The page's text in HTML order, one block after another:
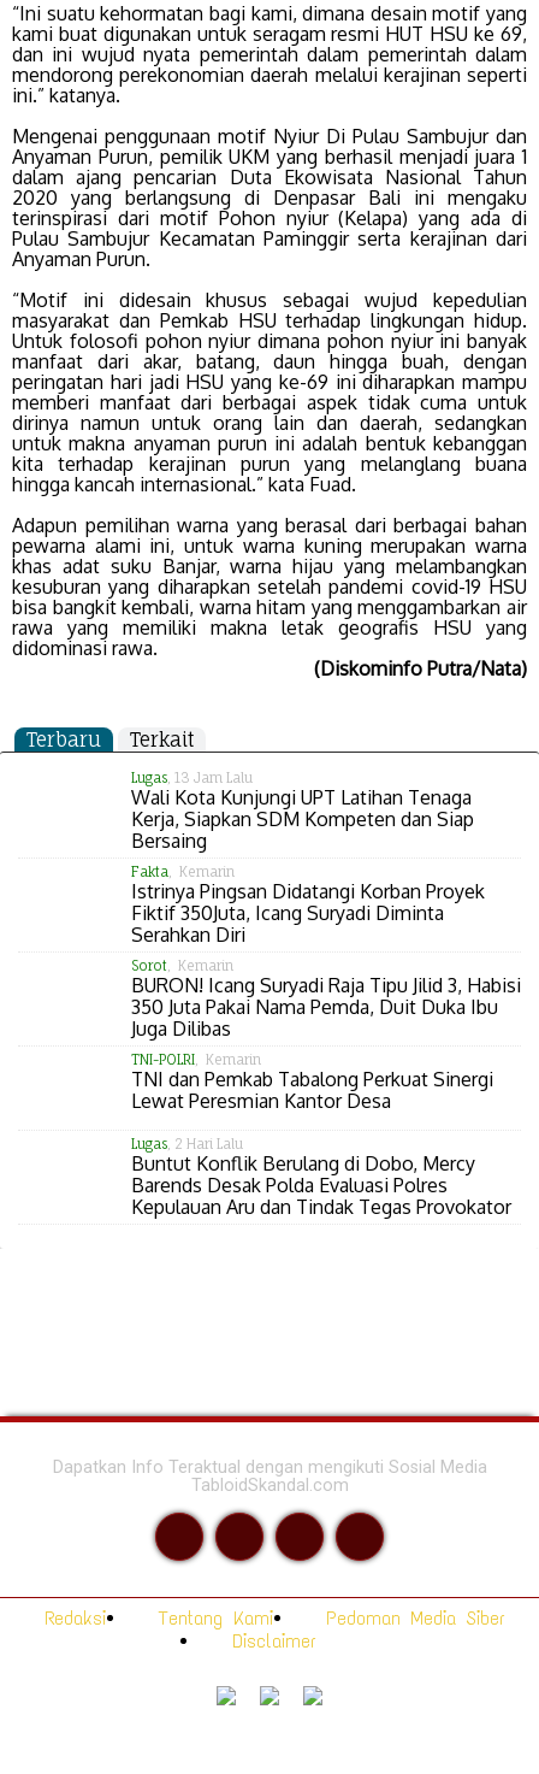
“Ini suatu kehormatan bagi kami, dimana desain motif yang
kami buat digunakan untuk seragam resmi HUT HSU ke 69,
dan ini wujud nyata pemerintah dalam pemerintah dalam
mendorong perekonomian daerah melalui kerajinan seperti
ini.” katanya.
Mengenai penggunaan motif Nyiur Di Pulau Sambujur dan
Anyaman Purun, pemilik UKM yang berhasil menjadi juara 1
dalam ajang pencarian Duta Ekowisata Nasional Tahun
2020 yang berlangsung di Denpasar Bali ini mengaku
terinspirasi dari motif Pohon nyiur (Kelapa) yang ada di
Pulau Sambujur Kecamatan Paminggir serta kerajinan dari
Anyaman Purun.
“Motif ini didesain khusus sebagai wujud kepedulian
masyarakat dan Pemkab HSU terhadap lingkungan hidup.
Untuk folosofi pohon nyiur dimana pohon nyiur ini banyak
manfaat dari akar, batang, daun hingga buah, dengan
peringatan hari jadi HSU yang ke-69 ini diharapkan mampu
memberi manfaat dari berbagai aspek tidak cuma untuk
dirinya namun untuk orang lain dan daerah, sedangkan
untuk makna anyaman purun ini adalah bentuk kebanggan
kita terhadap kerajinan purun yang melanglang buana
hingga kancah internasional.” kata Fuad.
Adapun pemilihan warna yang berasal dari berbagai bahan
pewarna alami ini, untuk warna kuning merupakan warna
khas adat suku Banjar, warna hijau yang melambangkan
kesuburan yang diharapkan setelah pandemi covid-19 HSU
bisa bangkit kembali, warna hitam yang menggambarkan air
rawa yang memiliki makna letak geografis HSU yang
didominasi rawa.
(Diskominfo Putra/Nata)
Terbaru Terkait
Lugas, 13 Jam Lalu
Wali Kota Kunjungi UPT Latihan Tenaga
Kerja, Siapkan SDM Kompeten dan Siap
Bersaing
Fakta, Kemarin
Istrinya Pingsan Didatangi Korban Proyek
Fiktif 350Juta, Icang Suryadi Diminta
Serahkan Diri
Sorot, Kemarin
BURON! Icang Suryadi Raja Tipu Jilid 3, Habisi
350 Juta Pakai Nama Pemda, Duit Duka Ibu
Juga Dilibas
TNI-POLRI, Kemarin
TNI dan Pemkab Tabalong Perkuat Sinergi
Lewat Peresmian Kantor Desa
Lugas, 2 Hari Lalu
Buntut Konflik Berulang di Dobo, Mercy
Barends Desak Polda Evaluasi Polres
Kepulauan Aru dan Tindak Tegas Provokator
Dapatkan Info Teraktual dengan mengikuti Sosial Media
TabloidSkandal.com
Redaksi Tentang Kami
Pedoman Media Siber
Disclaimer